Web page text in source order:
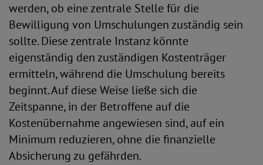
werden, ob eine zentrale Stelle für die
Bewilligung von Umschulungen zuständig sein
sollte. Diese zentrale Instanz könnte
eigenständig den zuständigen Kostenträger
ermitteln, während die Umschulung bereits
beginnt. Auf diese Weise ließe sich die
Zeitspanne, in der Betroffene auf die
Kostenübernahme angewiesen sind, auf ein
Minimum reduzieren, ohne die finanzielle
Absicherung zu gefährden.